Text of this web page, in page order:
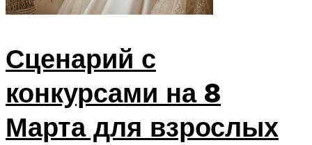
Сценарий с
конкурсами на 8
Марта для взрослых